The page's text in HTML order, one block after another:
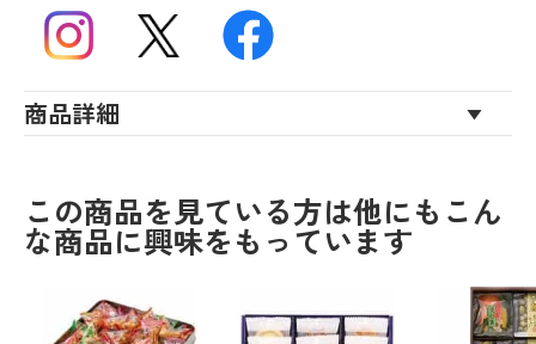
商品詳細
この商品を見ている方は他にもこん
な商品に興味をもっています